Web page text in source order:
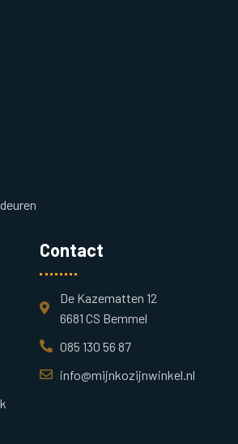
Contact
De Kazematten 12
6681 CS Bemmel
085 130 56 87
info@mijnkozijnwinkel.nl